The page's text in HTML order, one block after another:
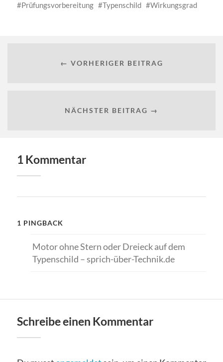
Prüfungsvorbereitung
Typenschild Wirkungsgrad
← VORHERIGER BEITRAG
NÄCHSTER BEITRAG →
1 Kommentar
1 PINGBACK
Motor ohne Stern oder Dreieck auf dem
Typenschild – sprich-über-Technik.de
Schreibe einen Kommentar